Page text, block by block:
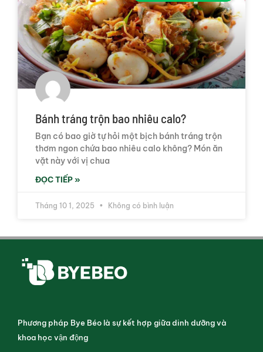
Bánh tráng trộn bao nhiêu calo?
Bạn có bao giờ tự hỏi một bịch bánh tráng trộn
thơm ngon chứa bao nhiêu calo không? Món ăn
vặt này với vị chua
ĐỌC TIẾP »
Tháng 10 1, 2025 Không có bình luận
Phương pháp Bye Béo là sự kết hợp giữa dinh dưỡng và
khoa học vận động